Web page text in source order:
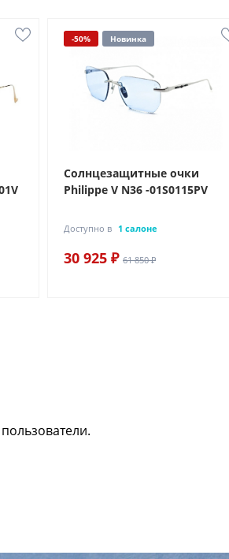
-50% Новинка
Солнцезащитные очки
Philippe V N36 -01S0115PV
Доступно в 1 салоне
30 925 ₽ 61 850 ₽